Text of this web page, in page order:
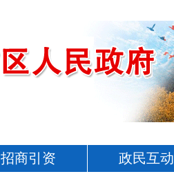
招商引资 政民互动